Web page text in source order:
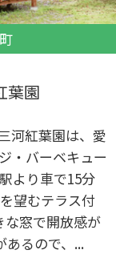
葉園
河紅葉園は、愛
・バーベキュー
より車で15分
望むテラス付
な窓で開放感が
あるので、...